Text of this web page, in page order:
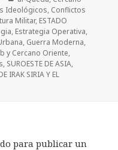
Ideológicos, Conflictos
Militar, ESTADO
, Estrategia Operativa,
, Guerra Moderna,
y Cercano Oriente,
, SUROESTE DE ASIA,
IRAK SIRIA Y EL
para publicar un